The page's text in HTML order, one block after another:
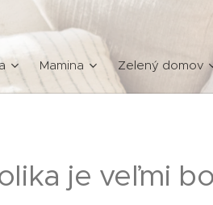
Mamina Zelený domov
je veľmi